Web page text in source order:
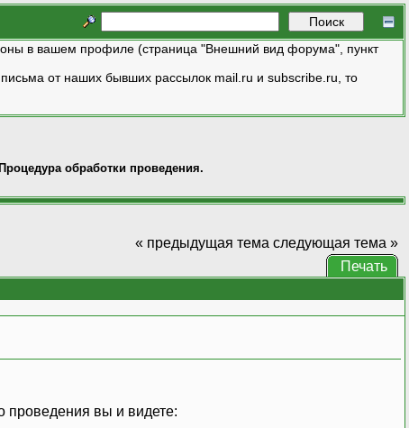
в вашем профиле (страница "Внешний вид форума", пункт
от наших бывших рассылок mail.ru и subscribe.ru, то
обработки проведения.
« предыдущая тема следующая тема »
Печать
проведения вы и видете: